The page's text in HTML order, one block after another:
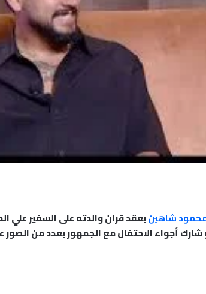
شاهينبعقد قران والدته على السفير علي
شارك أجواء الاحتفال مع الجمهور بعدد من